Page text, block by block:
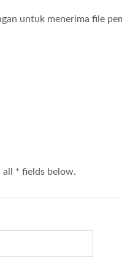
untuk menerima file